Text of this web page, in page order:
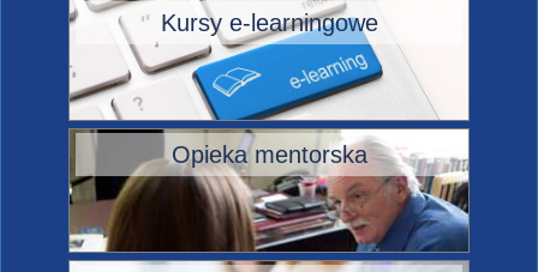
Kursy e-learningowe
Opieka mentorska